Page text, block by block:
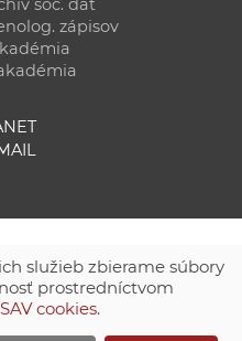
soc. dát
zápisov
služieb zbierame súbory
prostredníctvom
SAV cookies.